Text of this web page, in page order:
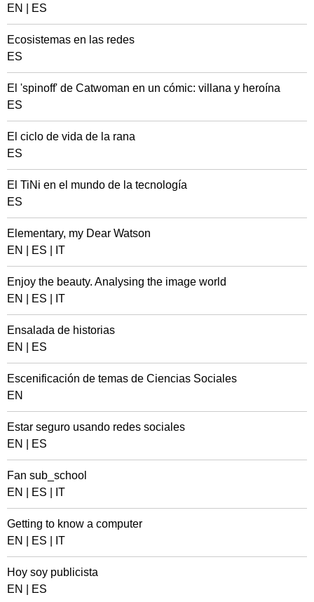
EN ES
Ecosistemas en las redes
ES
El 'spinoff' de Catwoman en un cómic: villana y heroína
ES
El ciclo de vida de la rana
ES
El TiNi en el mundo de la tecnología
ES
Elementary, my Dear Watson
EN
ES IT
Enjoy the beauty. Analysing the image world
EN
ES IT
Ensalada de historias
EN
ES
Escenificación de temas de Ciencias Sociales
EN
Estar seguro usando redes sociales
EN
ES
Fan sub_school
EN
ES IT
Getting to know a computer
EN
ES IT
Hoy soy publicista
EN
ES